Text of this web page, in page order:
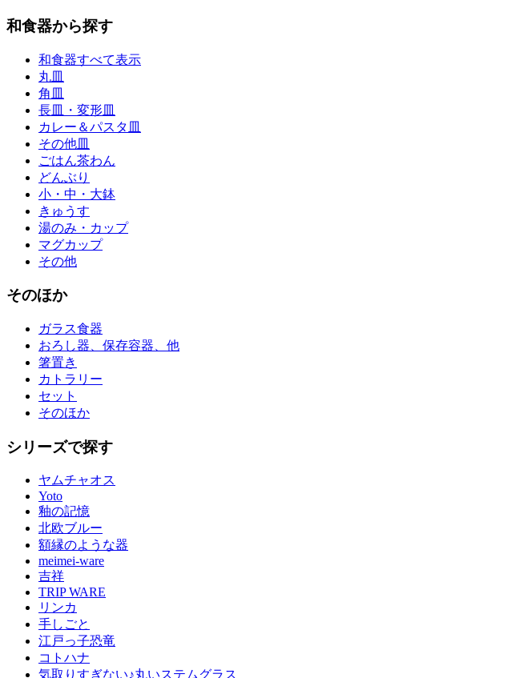
和食器から探す
和食器すべて表示
丸皿
角皿
長皿・変形皿
カレー＆パスタ皿
その他皿
ごはん茶わん
どんぶり
小・中・大鉢
きゅうす
湯のみ・カップ
マグカップ
その他
そのほか
ガラス食器
おろし器、保存容器、他
箸置き
カトラリー
セット
そのほか
シリーズで探す
ヤムチャオス
Yoto
釉の記憶
北欧ブルー
額縁のような器
meimei-ware
吉祥
TRIP WARE
リンカ
手しごと
江戸っ子恐竜
コトハナ
気取りすぎない♪丸いステムグラス